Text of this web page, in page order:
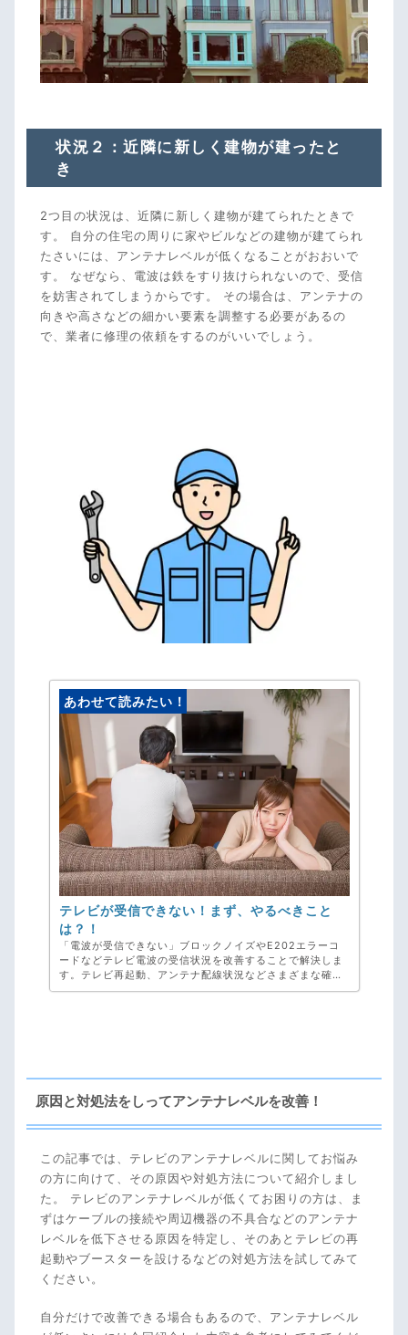
状況２：近隣に新しく建物が建ったと
き
2つ目の状況は、近隣に新しく建物が建てられたときで
す。 自分の住宅の周りに家やビルなどの建物が建てられ
たさいには、アンテナレベルが低くなることがおおいで
す。 なぜなら、電波は鉄をすり抜けられないので、受信
を妨害されてしまうからです。 その場合は、アンテナの
向きや高さなどの細かい要素を調整する必要があるの
で、業者に修理の依頼をするのがいいでしょう。
あわせて読みたい！
テレビが受信できない！まず、やるべきこと
は？！
「電波が受信できない」ブロックノイズやE202エラーコ
ードなどテレビ電波の受信状況を改善することで解決しま
す。テレビ再起動、アンテナ配線状況などさまざまな確認
方法をご紹介しています。いくら確認しても改善されない
原因と対処法をしってアンテナレベルを改善！
この記事では、テレビのアンテナレベルに関してお悩み
の方に向けて、その原因や対処方法について紹介しまし
た。 テレビのアンテナレベルが低くてお困りの方は、ま
ずはケーブルの接続や周辺機器の不具合などのアンテナ
レベルを低下させる原因を特定し、そのあとテレビの再
起動やブースターを設けるなどの対処方法を試してみて
ください。
自分だけで改善できる場合もあるので、アンテナレベル